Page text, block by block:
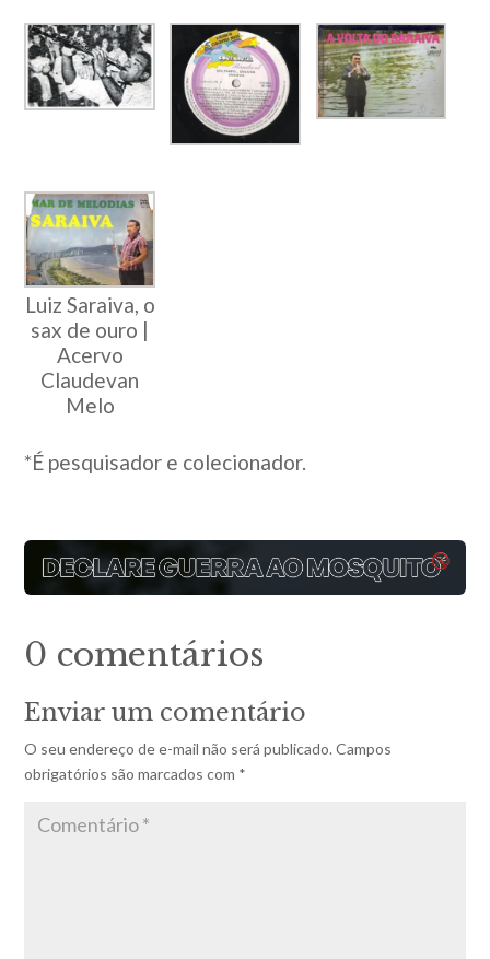
Luiz Saraiva, o
sax de ouro |
Acervo
Claudevan
Melo
*É pesquisador e colecionador.
0 comentários
Enviar um comentário
O seu endereço de e-mail não será publicado. Campos
obrigatórios são marcados com *